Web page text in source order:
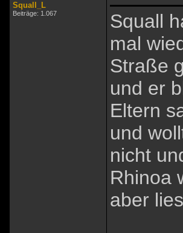
Squall_L
Beiträge: 1.067
Squall
mal
Straße
und er
Eltern
und
nicht
Rhinoa
aber